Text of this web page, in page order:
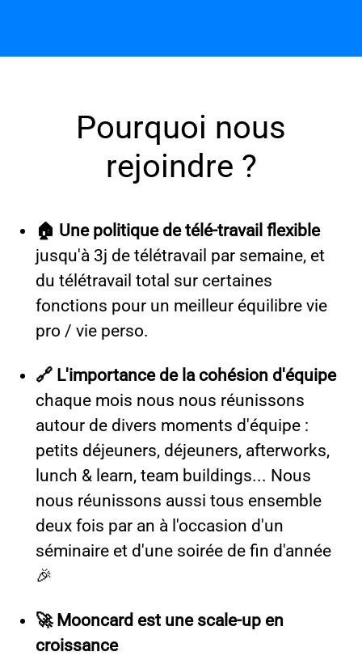
Pourquoi nous
rejoindre ?
🏠 Une politique de télé-travail flexible
jusqu'à 3j de télétravail par semaine, et
du télétravail total sur certaines
fonctions pour un meilleur équilibre vie
pro / vie perso.
🔗 L'importance de la cohésion d'équipe
chaque mois nous nous réunissons
autour de divers moments d'équipe :
petits déjeuners, déjeuners, afterworks,
lunch & learn, team buildings... Nous
nous réunissons aussi tous ensemble
deux fois par an à l'occasion d'un
séminaire et d'une soirée de fin d'année
🎉
🚀 Mooncard est une scale-up en
croissance